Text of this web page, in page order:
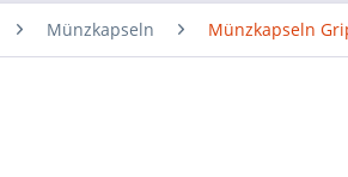
Münzkapseln Münzkapseln